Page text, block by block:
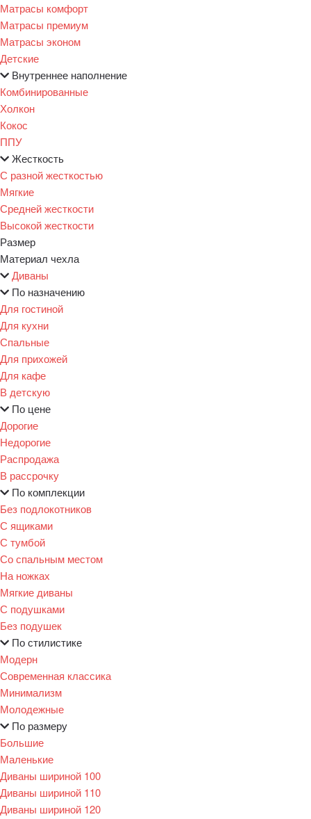
Матрасы комфорт
Матрасы премиум
Матрасы эконом
Детские
Внутреннее наполнение
Комбинированные
Холкон
Кокос
ППУ
Жесткость
С разной жесткостью
Мягкие
Средней жесткости
Высокой жесткости
Размер
Материал чехла
Диваны
По назначению
Для гостиной
Для кухни
Спальные
Для прихожей
Для кафе
В детскую
По цене
Дорогие
Недорогие
Распродажа
В рассрочку
По комплекции
Без подлокотников
С ящиками
С тумбой
Со спальным местом
На ножках
Мягкие диваны
С подушками
Без подушек
По стилистике
Модерн
Современная классика
Минимализм
Молодежные
По размеру
Большие
Маленькие
Диваны шириной 100
Диваны шириной 110
Диваны шириной 120